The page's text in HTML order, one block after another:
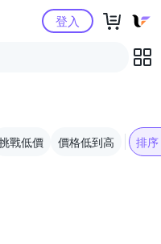
購物中心登入
戰低價 價格低到高 排序